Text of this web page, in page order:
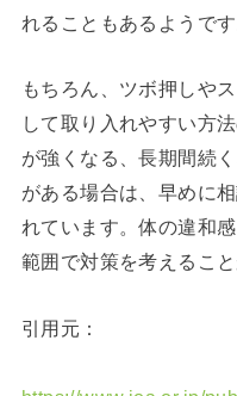
れることもあるようです
もちろん、ツボ押しや
して取り入れやすい方
が強くなる、長期間続
がある場合は、早めに
れています。体の違和
範囲で対策を考えるこ
引用元：